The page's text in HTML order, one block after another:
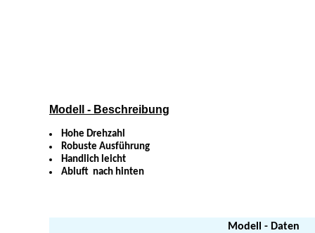
Modell - Beschreibung
Hohe Drehzahl
Robuste Ausführung
Handlich leicht
Abluft nach hinten
Modell - Daten